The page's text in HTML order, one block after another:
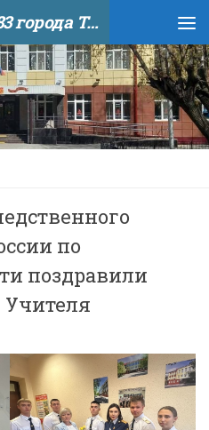
МАОУ Гимназия №83 города Тюмени
по
поздравили
Учителя